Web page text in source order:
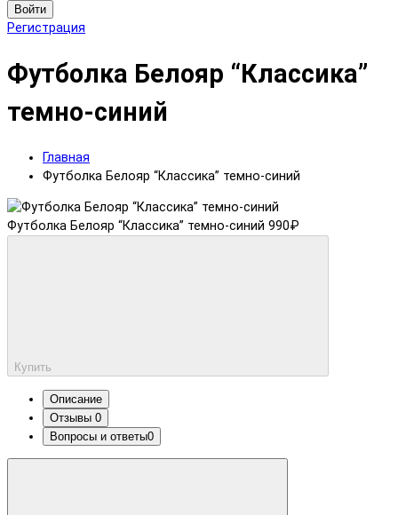
Войти
Регистрация
Футболка Белояр “Классика”
темно-синий
Главная
Футболка Белояр “Классика” темно-синий
Футболка Белояр “Классика” темно-синий 990₽
Купить
Описание
Отзывы 0
Вопросы и ответы0